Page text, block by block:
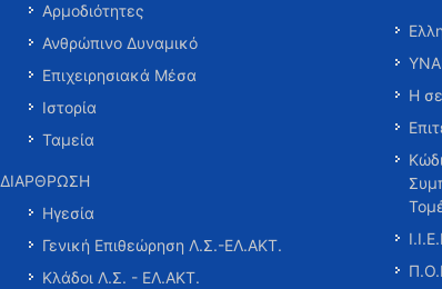
Αρμοδιότητες
Ανθρώπινο Δυναμικό
Επιχειρησιακά Μέσα
Ιστορία
Ταμεία
ΔΙΑΡΘΡΩΣΗ
Ηγεσία
Γενική Επιθεώρηση Λ.Σ.-ΕΛ.ΑΚΤ.
Κλάδοι Λ.Σ. - ΕΛ.ΑΚΤ.
Η